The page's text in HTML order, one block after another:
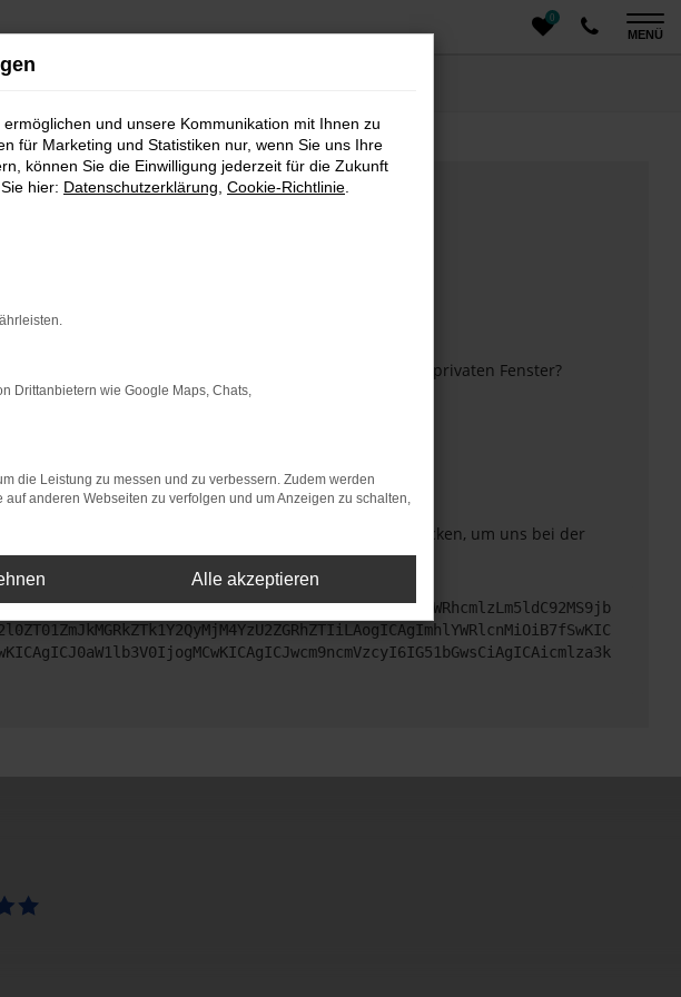
0
MENÜ
die Seite in einem anderen Browser oder in einem privaten Fenster?
Funktionen nicht mehr unterstützt werden.
Problem zu beheben. Du kannst uns diesen Text schicken, um uns bei der
und unsere Kommunikation mit Ihnen zu
für Marketing und Statistiken nur, wenn Sie uns Ihre
können Sie die Einwilligung jederzeit für die Zukunft
hier: Datenschutzerklärung Cookie-Richtlinie
Drittanbietern wie Google Maps, Chats,
die Leistung zu messen und zu verbessern. Zudem werden
anderen Webseiten zu verfolgen und um Anzeigen zu schalten,
Alle akzeptieren